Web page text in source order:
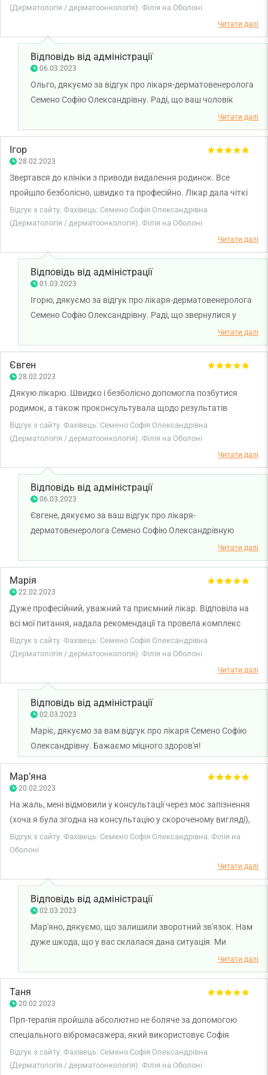
бентежні питання. Допомога по декількох питаннях за візит.
Поставила діагноз, без сумнівів там, де попередні лікарі
помилились, як виявилось. Прописане лікування допомогло
одразу.
(Дерматологія / дерматоонкологія). Філія на Оболоні
Читати далі
Відповідь від адміністрації
06.03.2023
Ольго, дякуємо за відгук про лікаря-дерматовенеролога
Семено Софію Олександрівну. Раді, що ваш чоловік
звернувся у клініку. Бажаємо міцного здоров'я, вам та
родині!
Читати далі
Ігор
28.02.2023
Звертався до клініки з приводи видалення родинок. Все
пройшло безболісно, швидко та професійно. Лікар дала чіткі
вказівки що і як обробляти. Персонал дуже привітний та
уважний! Після загоєння звернусь ще для подальших
видалень. Чудовий лікар Семено С.О. Рекомендую!!!)
Відгук з сайту. Фахівець: Семено Софія Олександрівна
(Дерматологія / дерматоонкологія). Філія на Оболоні
Читати далі
Відповідь від адміністрації
01.03.2023
Ігорю, дякуємо за відгук про лікаря-дерматовенеролога
Семено Софію Олександрівну. Раді, що звернулися у
Читати далі
Євген
28.02.2023
Дякую лікарю. Швидко і безболісно допомогла позбутися
родимок, а також проконсультувала щодо результатів
аналізів без додаткових візитів. Окрім того, лікар ще й
трихолог, прописала мені ліки щодо росту волосся. Зараз
приймаю, сподіваюсь на вагомий результат, через декілька
місяців. Консультація лікаря - швидка, конструктивна та все
зрозуміло. Без додаткових візитів і витрачання купи часу.
Дякую.
Відгук з сайту. Фахівець: Семено Софія Олександрівна
(Дерматологія / дерматоонкологія). Філія на Оболоні
Читати далі
Відповідь від адміністрації
06.03.2023
Євгене, дякуємо за ваш відгук про лікаря-
дерматовенеролога Семено Софію Олександрівную
Читати далі
Марія
22.02.2023
Дуже професійний, уважний та приємний лікар. Відповіла на
всі мої питання, надала рекомендації та провела комплекс
лікування. Повністю задоволена результатом лікування! Дуже
вдячна за крутий результат Софії Олександрівні!
Відгук з сайту. Фахівець: Семено Софія Олександрівна
(Дерматологія / дерматоонкологія). Філія на Оболоні
Читати далі
Відповідь від адміністрації
02.03.2023
Маріє, дякуємо за вам відгук про лікаря Семено Софію
Олександрівну. Бажаємо міцного здоров'я!
Мар’яна
20.02.2023
На жаль, мені відмовили у консультації через моє запізнення
(хоча я була згодна на консультацію у скороченому вигляді),
дуже неприємно, коли час твоєі консультації ще триває, але
тебе не приймають ((((
Відгук з сайту. Фахівець: Семено Софія Олександрівна. Філія на
Оболоні
Читати далі
Відповідь від адміністрації
02.03.2023
Мар'яно, дякуємо, що залишили зворотний зв'язок. Нам
дуже шкода, що у вас склалася дана ситуація. Ми
врегулювання питання. Бажаємо міцного здоров'я!
Читати далі
Таня
20.02.2023
Прп-терапія пройшла абсолютно не боляче за допомогою
спеціального вібромасажера, який використовує Софія
Олександрівна:) Дуже боялася ін‘єкцій у голову, але в якийсь
момент навіть отримала задоволення)))
Відгук з сайту. Фахівець: Семено Софія Олександрівна
(Дерматологія / дерматоонкологія). Філія на Оболоні